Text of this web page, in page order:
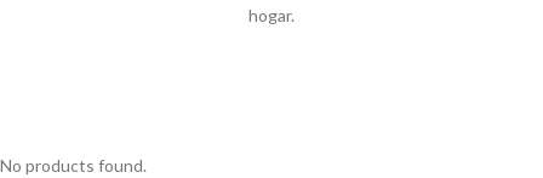
hogar.
No products found.